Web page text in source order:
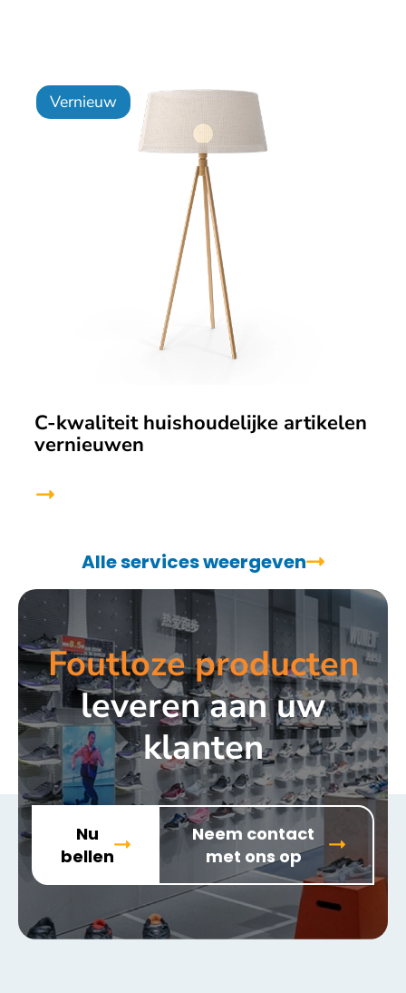
Vernieuw
C-kwaliteit huishoudelijke artikelen
vernieuwen
Alle services weergeven
Foutloze producten
leveren aan uw
klanten
Nu
bellen
Neem contact
met ons op